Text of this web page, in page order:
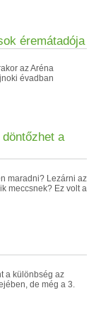
éremátadója
az Aréna
évadban
a
maradni? Lezárni az
meccsnek? Ez volt a
a különbség az
de még a 3.